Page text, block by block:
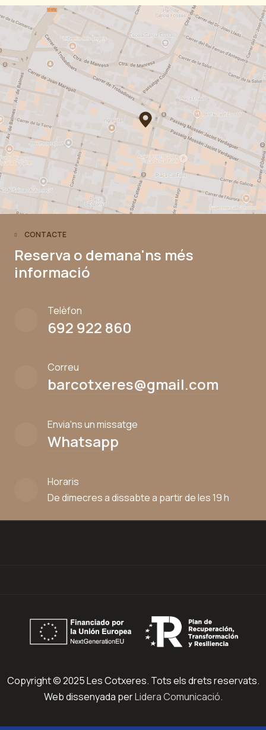
CONTACTE
Reserva o demana'ns més
informació
Telèfon
692 922 860
Correu
barcotxeres@gmail.com
Envia'ns un missatge
Whatsapp
Horaris
De dimecres a dissabte a partir de les 19 h
Copyright © 2025 Les Cotxeres. Tots els drets reservats.
Web dissenyada perLidera Comunicació.